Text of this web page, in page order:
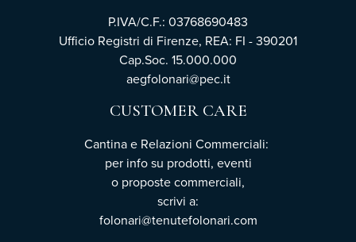
P.IVA/C.F.: 03768690483
Ufficio Registri di Firenze, REA: FI - 390201
Cap.Soc. 15.000.000
aegfolonari@pec.it
CUSTOMER CARE
Cantina e Relazioni Commerciali:
per info su prodotti, eventi
o proposte commerciali,
scrivi a:
folonari@tenutefolonari.com